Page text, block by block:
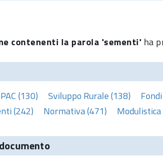
contenenti la parola 'sementi' ha
PAC (130) Sviluppo Rurale (138)
(242) Normativa (471) Modulistica